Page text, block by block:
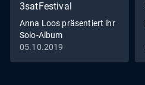
3satFestival
Anna Loos präsentiert ihr
Solo-Album
„Werkzeugkasten".
05.10.2019